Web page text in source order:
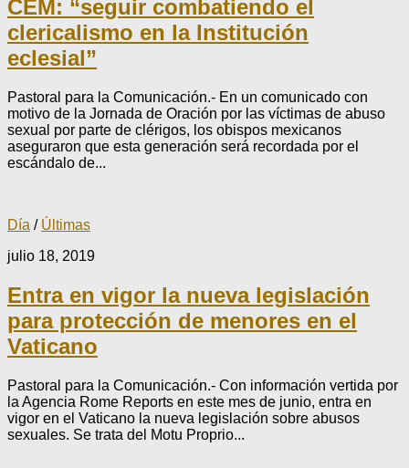
CEM: “seguir combatiendo el
clericalismo en la Institución
eclesial”
Pastoral para la Comunicación.- En un comunicado con
motivo de la Jornada de Oración por las víctimas de abuso
sexual por parte de clérigos, los obispos mexicanos
aseguraron que esta generación será recordada por el
escándalo de...
Día / Últimas
julio 18, 2019
Entra en vigor la nueva legislación
para protección de menores en el
Vaticano
Pastoral para la Comunicación.- Con información vertida por
la Agencia Rome Reports en este mes de junio, entra en
vigor en el Vaticano la nueva legislación sobre abusos
sexuales. Se trata del Motu Proprio...